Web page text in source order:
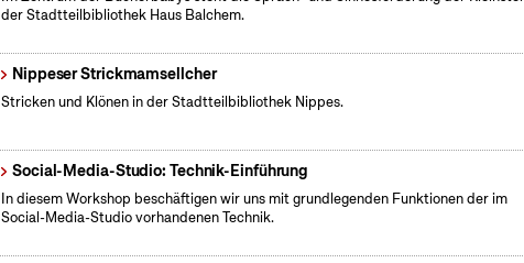
der Stadtteilbibliothek Haus Balchem.
Nippeser Strickmamsellcher
Stricken und Klönen in der Stadtteilbibliothek Nippes.
Social-Media-Studio: Technik-Einführung
In diesem Workshop beschäftigen wir uns mit grundlegenden Funktionen der im
Social-Media-Studio vorhandenen Technik.